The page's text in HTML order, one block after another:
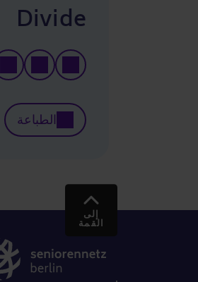
Divide
الطباعة
إلى
القمة